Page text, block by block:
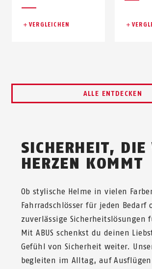
VERGLEICHEN
ALLE ENTDECKEN
SICHERHEIT, DIE
HERZEN KOMMT
Ob stylische Helme in vielen
Fahrradschlösser für jeden Bedarf
zuverlässige Sicherheitslösungen
Mit ABUS schenkst du deinen
Gefühl von Sicherheit weiter.
begleiten im Alltag, auf